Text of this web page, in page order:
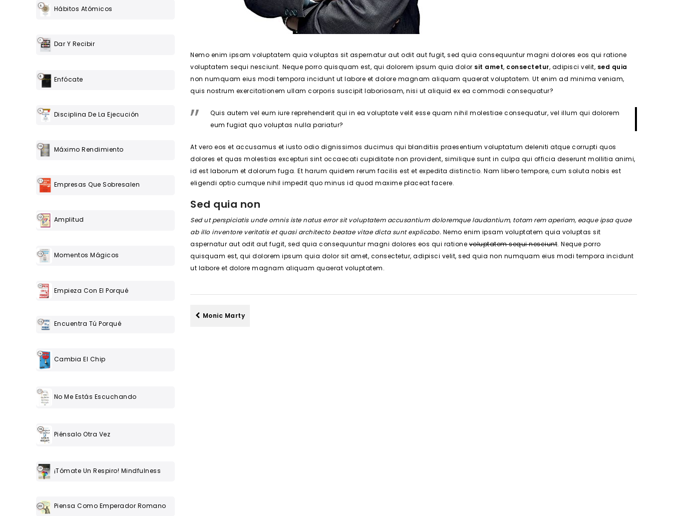
Nemo enim ipsam voluptatem quia voluptas sit aspernatur aut odit aut fugit, sed quia consequuntur magni dolores eos qui ratione
voluptatem sequi nesciunt. Neque porro quisquam est, qui dolorem ipsum quia dolor sit amet, consectetur, adipisci velit, sed quia
non numquam eius modi tempora incidunt ut labore et dolore magnam aliquam quaerat voluptatem. Ut enim ad minima veniam,
quis nostrum exercitationem ullam corporis suscipit laboriosam, nisi ut aliquid ex ea commodi consequatur?
Quis autem vel eum iure reprehenderit qui in ea voluptate velit esse quam nihil molestiae consequatur, vel illum qui dolorem
eum fugiat quo voluptas nulla pariatur?
At vero eos et accusamus et iusto odio dignissimos ducimus qui blanditiis praesentium voluptatum deleniti atque corrupti quos
dolores et quas molestias excepturi sint occaecati cupiditate non provident, similique sunt in culpa qui officia deserunt mollitia animi,
id est laborum et dolorum fuga. Et harum quidem rerum facilis est et expedita distinctio. Nam libero tempore, cum soluta nobis est
eligendi optio cumque nihil impedit quo minus id quod maxime placeat facere.
Sed quia non
Sed ut perspiciatis unde omnis iste natus error sit voluptatem accusantium doloremque laudantium, totam rem aperiam, eaque ipsa quae
ab illo inventore veritatis et quasi architecto beatae vitae dicta sunt explicabo. Nemo enim ipsam voluptatem quia voluptas sit
aspernatur aut odit aut fugit, sed quia consequuntur magni dolores eos qui rationevoluptatem sequi nesciunt. Neque porro
quisquam est, qui dolorem ipsum quia dolor sit amet, consectetur, adipisci velit, sed quia non numquam eius modi tempora incidunt
ut labore et dolore magnam aliquam quaerat voluptatem.
Monic Marty
Hábitos Atómicos
Dar Y Recibir
Enfócate
Disciplina De La Ejecución
Máximo Rendimiento
Empresas Que Sobresalen
Amplitud
Momentos Mágicos
Empieza Con El Porqué
Encuentra Tú Porqué
Cambia El Chip
No Me Estás Escuchando
Piénsalo Otra Vez
¡Tómate Un Respiro! Mindfulness
Piensa Como Emperador Romano